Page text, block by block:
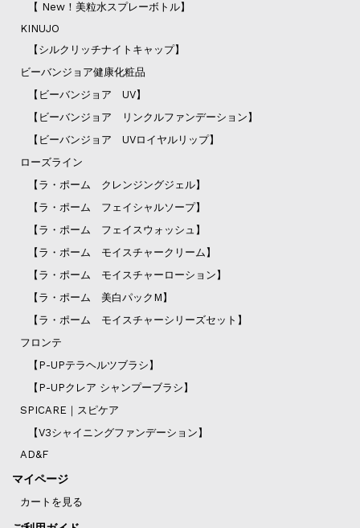
【 New！美粒水スプレーボトル】
KINUJO
【シルクリッチナイトキャップ】
ビーバンジョア健康化粧品
【ビーバンジョア UV】
【ビーバンジョア リンクルファンデーション】
【ビーバンジョア UVロイヤルリップ】
ローズライン
【ラ・ポーム クレンジングジェル】
【ラ・ポーム フェイシャルソープ】
【ラ・ポーム フェイスウォッシュ】
【ラ・ポーム モイスチャークリーム】
【ラ・ポーム モイスチャーローション】
【ラ・ポーム 美白パックM】
【ラ・ポーム モイスチャーシリーズセット】
フロンテ
【P-UPテラヘルツブラシ】
【P-UPクレア シャンプーブラシ】
SPICARE｜スピケア
【V3シャイニングファンデーション】
AD&F
マイページ
カートを見る